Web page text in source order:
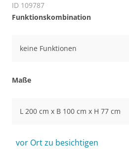
ID 109787
Funktionskombination
keine Funktionen
Maße
L 200 cm x B 100 cm x H 77 cm
vor Ort zu besichtigen